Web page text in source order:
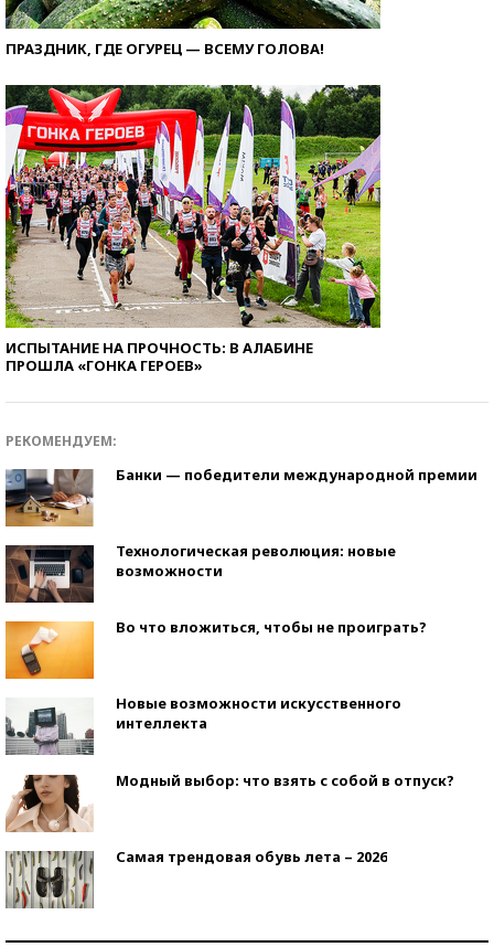
ПРАЗДНИК, ГДЕ ОГУРЕЦ — ВСЕМУ ГОЛОВА!
ИСПЫТАНИЕ НА ПРОЧНОСТЬ: В АЛАБИНЕ
ПРОШЛА «ГОНКА ГЕРОЕВ»
РЕКОМЕНДУЕМ:
Банки — победители международной премии
Технологическая революция: новые
возможности
Во что вложиться, чтобы не проиграть?
Новые возможности искусственного
интеллекта
Модный выбор: что взять с собой в отпуск?
Самая трендовая обувь лета – 2026